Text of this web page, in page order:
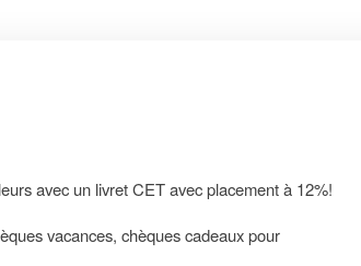
avec un livret CET avec placement à 12%!
vacances, chèques cadeaux pour